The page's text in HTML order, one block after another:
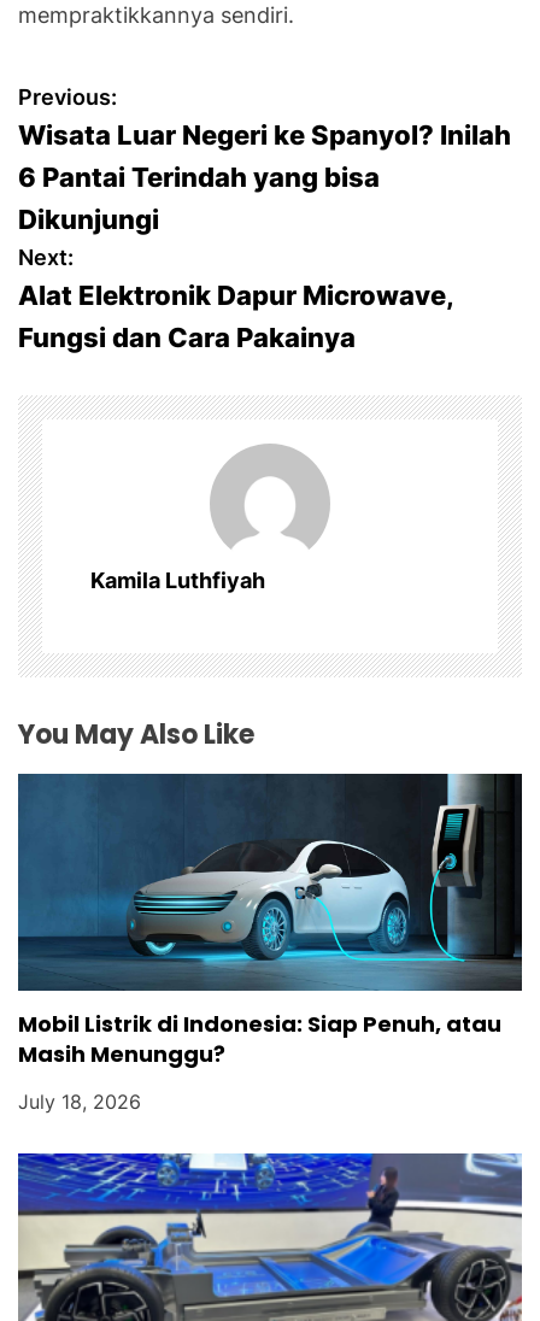
mempraktikkannya sendiri.
P
o
s
t
n
v
i
g
a
t
i
o
n
Previous:
Wisata Luar Negeri ke Spanyol? Inilah
6 Pantai Terindah yang bisa
Dikunjungi
Next:
Alat Elektronik Dapur Microwave,
Fungsi dan Cara Pakainya
Kamila Luthfiyah
You May Also Like
Mobil Listrik di Indonesia: Siap Penuh, atau
Masih Menunggu?
July 18, 2026